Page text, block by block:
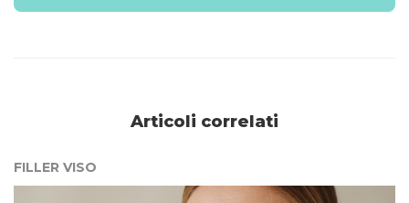
Articoli correlati
FILLER VISO